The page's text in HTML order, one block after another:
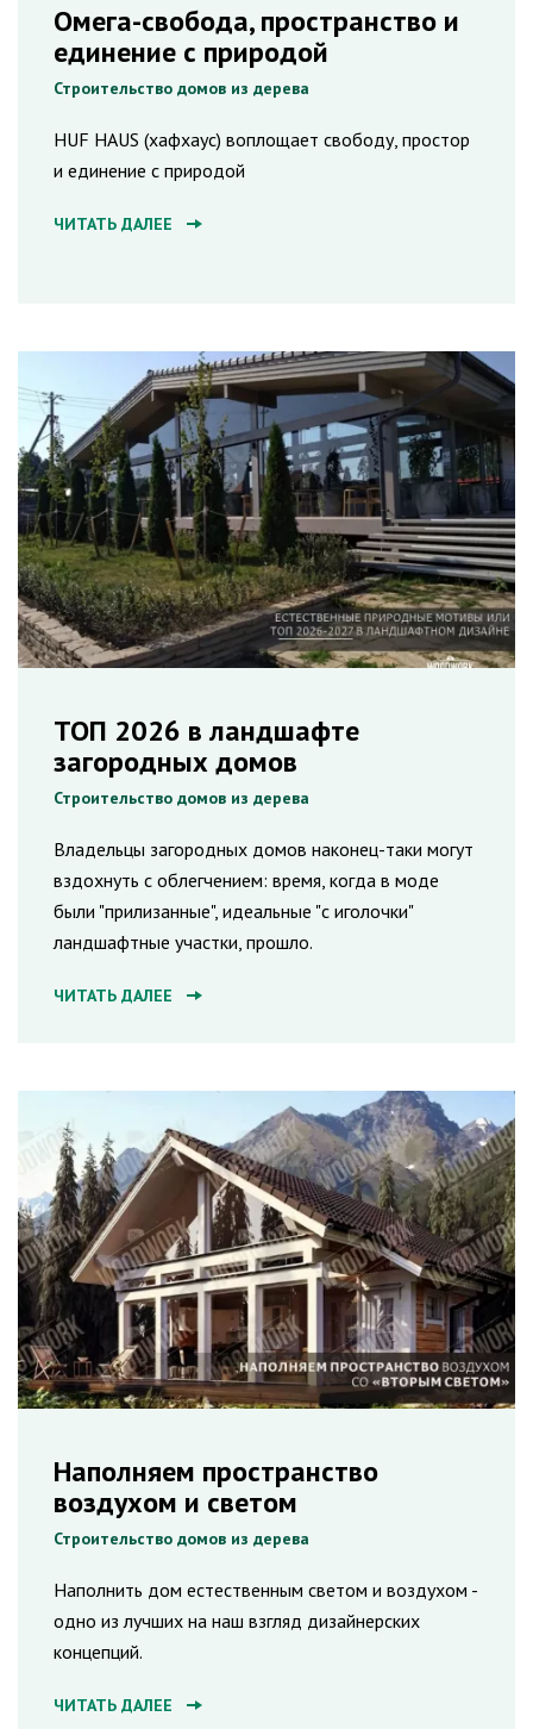
Омега-свобода, пространство и
единение с природой
Строительство домов из дерева
HUF HAUS (хафхаус) воплощает свободу, простор
и единение с природой
ЧИТАТЬ ДАЛЕЕ
ТОП 2026 в ландшафте
загородных домов
Строительство домов из дерева
Владельцы загородных домов наконец-таки могут
вздохнуть с облегчением: время, когда в моде
были "прилизанные", идеальные "с иголочки"
ландшафтные участки, прошло.
ЧИТАТЬ ДАЛЕЕ
Наполняем пространство
воздухом и светом
Строительство домов из дерева
Наполнить дом естественным светом и воздухом -
одно из лучших на наш взгляд дизайнерских
концепций.
ЧИТАТЬ ДАЛЕЕ